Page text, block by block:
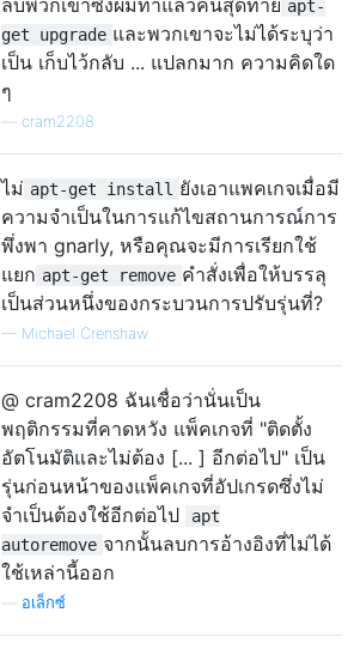
apt-
get upgrade และพวกเขาจะไม่ได้ระบุว่า
เป็น เก็บไว้กลับ ... แปลกมาก ความคิดใด
ๆ
cram2208
ไม่ apt-get install ยังเอาแพคเกจเมื่อมี
ความจำเป็นในการแก้ไขสถานการณ์การ
พึ่งพา gnarly, หรือคุณจะมีการเรียกใช้
แยก apt-get remove คำสั่งเพื่อให้บรรลุ
เป็นส่วนหนึ่งของกระบวนการปรับรุ่นที่?
— Michael Crenshaw
@ cram2208 ฉันเชื่อว่านั่นเป็น
พฤติกรรมที่คาดหวัง แพ็คเกจที่ "ติดตั้ง
อัตโนมัติและไม่ต้อง [... ] อีกต่อไป" เป็น
รุ่นก่อนหน้าของแพ็คเกจที่อัปเกรดซึ่งไม่
จำเป็นต้องใช้อีกต่อไป
apt
autoremove จากนั้นลบการอ้างอิงที่ไม่ได้
ใช้เหล่านี้ออก
อเล็กซ์